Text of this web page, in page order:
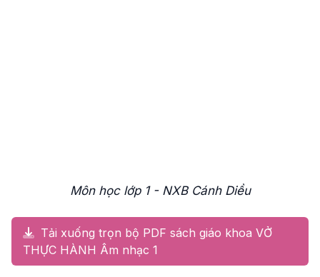
Môn học lớp 1 - NXB Cánh Diều
Tải xuống trọn bộ PDF sách giáo khoa VỞ
THỰC HÀNH Âm nhạc 1